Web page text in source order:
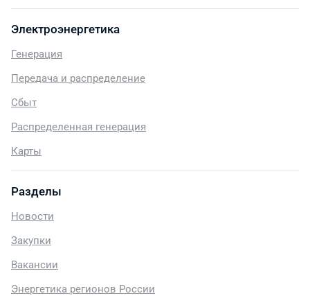
Электроэнергетика
Генерация
Передача и распределение
Сбыт
Распределенная генерация
Карты
Разделы
Новости
Закупки
Вакансии
Энергетика регионов России